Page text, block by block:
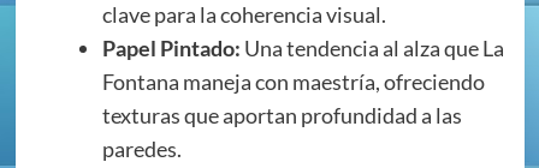
clave para la coherencia visual.
Papel Pintado: Una tendencia al alza que La
Fontana maneja con maestría, ofreciendo
texturas que aportan profundidad a las
paredes.